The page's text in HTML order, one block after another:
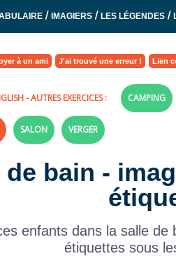
/ IMAGIERS /LES LÉGENDES /
à un ami J'ai trouvé une erreur ! Lien
- AUTRES EXERCICES : CAMPING
SALON VERGER
de bain -
enfants dans la salle
étiquettes sous